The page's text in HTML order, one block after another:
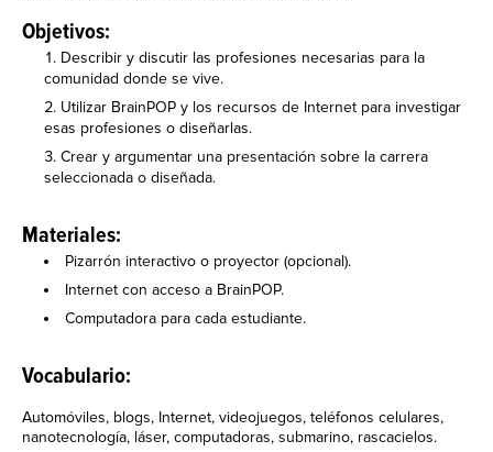
Objetivos:
Describir y discutir las profesiones necesarias para la
comunidad donde se vive.
Utilizar BrainPOP y los recursos de Internet para investigar
esas profesiones o diseñarlas.
Crear y argumentar una presentación sobre la carrera
seleccionada o diseñada.
Materiales:
Pizarrón interactivo o proyector (opcional).
Internet con acceso a BrainPOP.
Computadora para cada estudiante.
Vocabulario:
Automóviles, blogs, Internet, videojuegos, teléfonos celulares,
nanotecnología, láser, computadoras, submarino, rascacielos.